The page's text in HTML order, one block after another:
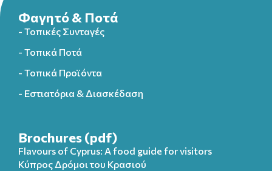
Φαγητό & Ποτά
- Τοπικές Συνταγές
- Τοπικά Ποτά
- Τοπικά Προϊόντα
- Εστιατόρια & Διασκέδαση
Brochures (pdf)
Flavours of Cyprus: A food guide for visitors
Κύπρος Δρόμοι του Κρασιού